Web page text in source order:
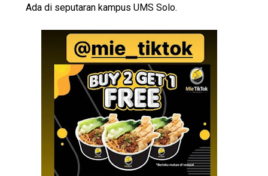
Ada di seputaran kampus UMS Solo.